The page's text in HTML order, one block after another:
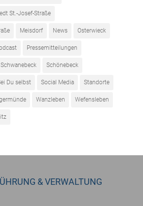
St.-Josef-Straße
Meisdorf News Osterwieck
Pressemitteilungen
Schwanebeck Schönebeck
Du selbst Social Media Standorte
Wanzleben Wefensleben
& VERWALTUNG